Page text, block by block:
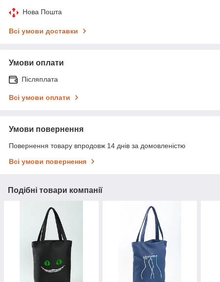
Нова Пошта
Всі умови доставки
Умови оплати
Післяплата
Всі умови оплати
Умови повернення
Повернення товару впродовж 14 днів за домовленістю
Всі умови повернення
Подібні товари компанії